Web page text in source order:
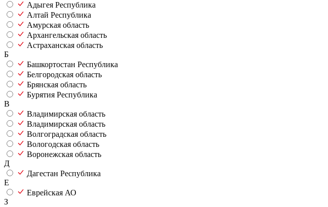
Адыгея Республика
Алтай Республика
Амурская область
Архангельская область
Астраханская область
Б
Башкортостан Республика
Белгородская область
Брянская область
Бурятия Республика
В
Владимирская область
Владимирская область
Волгоградская область
Вологодская область
Воронежская область
Д
Дагестан Республика
Е
Еврейская АО
З